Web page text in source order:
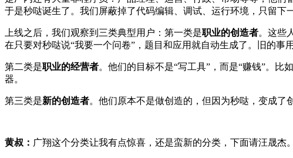
于是秒哒诞生了。我们屏蔽掉了代码编辑、调试、运行环境，只留下
上线之后，我们观察到三类典型用户：第一类是职业的创造者。这些
在只要对秒哒说“我要一个问卷”，题目和应用就自动生成了。旧的事
第二类是职业的经营者。他们的目标不是“写工具”，而是“赚钱”。
器。
第三类是新的创造者。他们原本不是做创造的，但因为秒哒，变成了
黄叔： 广翔这个分类让我有点惊喜，还是蛮新的分类，下面请汪晟杰。